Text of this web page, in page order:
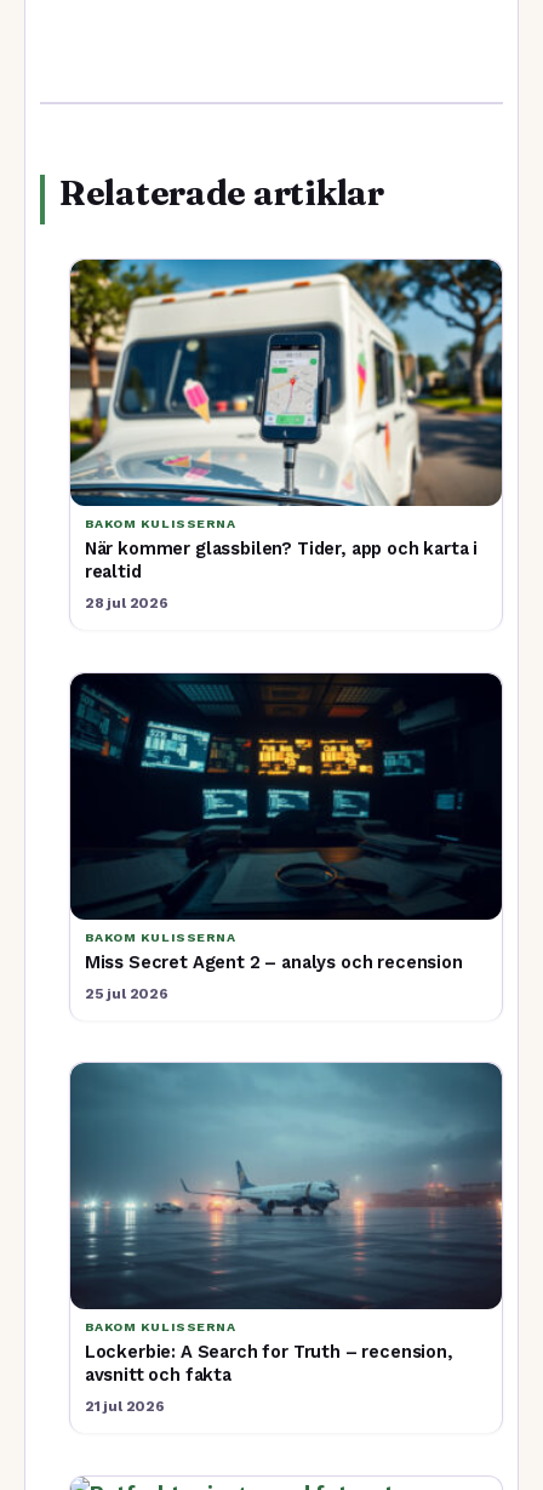
Relaterade artiklar
BAKOM KULISSERNA
När kommer glassbilen? Tider, app och karta i
realtid
28 jul 2026
BAKOM KULISSERNA
Miss Secret Agent 2 – analys och recension
25 jul 2026
BAKOM KULISSERNA
Lockerbie: A Search for Truth – recension,
avsnitt och fakta
21 jul 2026